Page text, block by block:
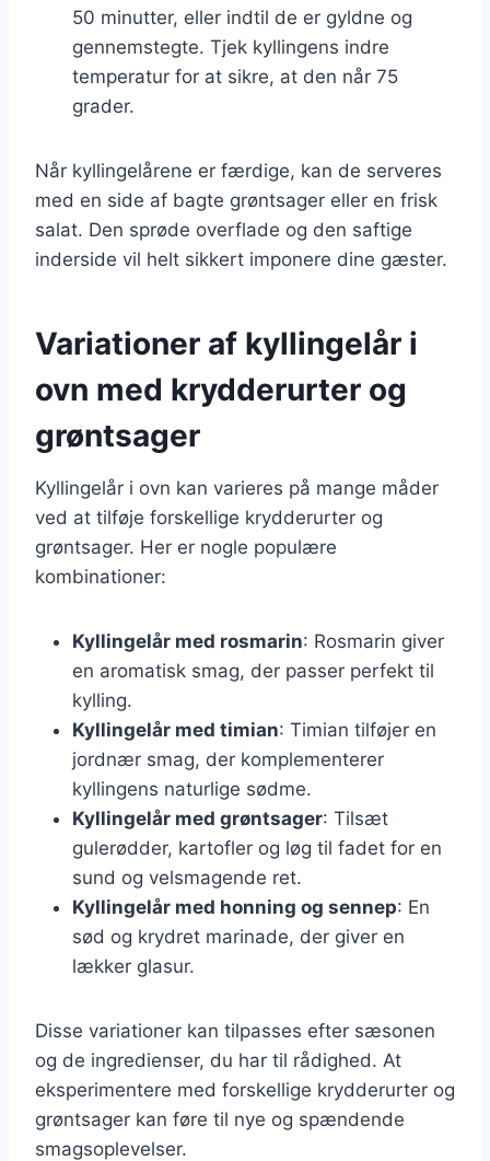
50 minutter, eller indtil de er gyldne og
gennemstegte. Tjek kyllingens indre
temperatur for at sikre, at den når 75
grader.
Når kyllingelårene er færdige, kan de serveres
med en side af bagte grøntsager eller en frisk
salat. Den sprøde overflade og den saftige
inderside vil helt sikkert imponere dine gæster.
Variationer af kyllingelår i
ovn med krydderurter og
grøntsager
Kyllingelår i ovn kan varieres på mange måder
ved at tilføje forskellige krydderurter og
grøntsager. Her er nogle populære
kombinationer:
Kyllingelår med rosmarin: Rosmarin giver
en aromatisk smag, der passer perfekt til
kylling.
Kyllingelår med timian: Timian tilføjer en
jordnær smag, der komplementerer
kyllingens naturlige sødme.
Kyllingelår med grøntsager: Tilsæt
gulerødder, kartofler og løg til fadet for en
sund og velsmagende ret.
Kyllingelår med honning og sennep: En
sød og krydret marinade, der giver en
lækker glasur.
Disse variationer kan tilpasses efter sæsonen
og de ingredienser, du har til rådighed. At
eksperimentere med forskellige krydderurter og
grøntsager kan føre til nye og spændende
smagsoplevelser.